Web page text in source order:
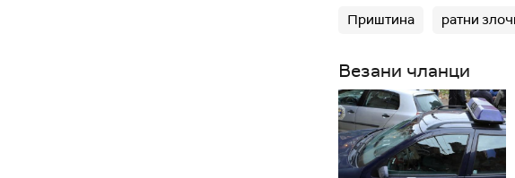
Приштина ратни
Везани чланци